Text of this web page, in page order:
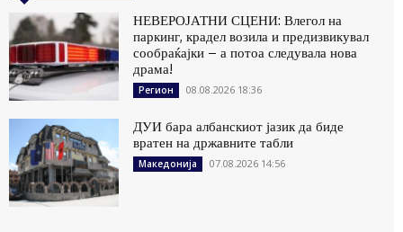
НЕВЕРОЈАТНИ СЦЕНИ: Влегол на
паркинг, крадел возила и предизвикувал
сообраќајки – а потоа следувала нова
драма!
Регион 08.08.2026 18:36
ДУИ бара албанскиот јазик да биде
вратен на државните табли
Македонија 07.08.2026 14:56